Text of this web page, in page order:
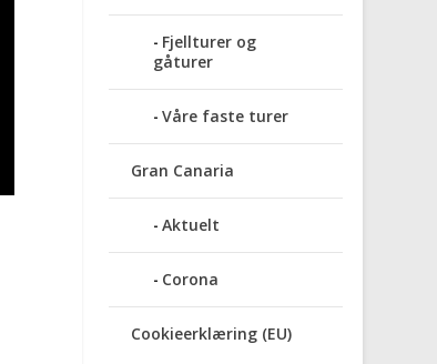
Fjellturer og
gåturer
Våre faste turer
Gran Canaria
Aktuelt
Corona
Cookieerklæring (EU)